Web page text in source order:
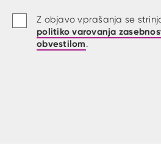
Z objavo vprašanja se
politiko varovanja
obvestilom.